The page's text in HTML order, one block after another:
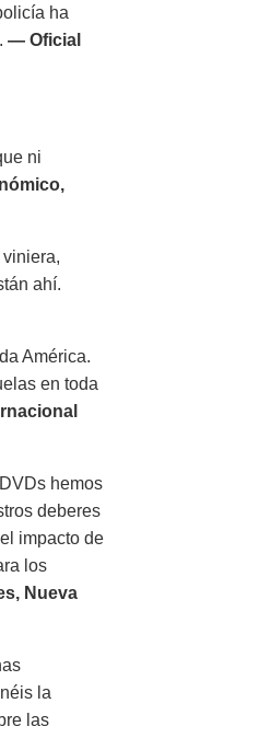
ha
— Oficial
ni
ahí.
América.
en toda
hemos
deberes
impacto de
los
Nueva
la
las